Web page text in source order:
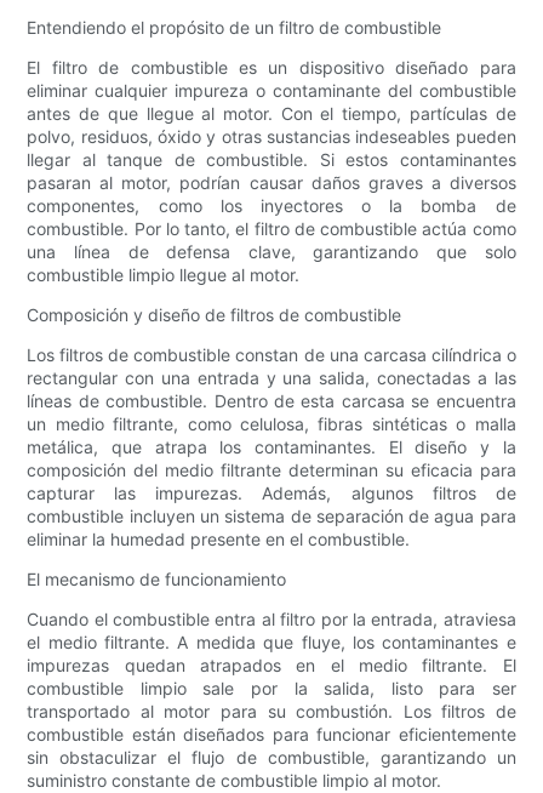
Entendiendo el propósito de un filtro de combustible
El filtro de combustible es un dispositivo diseñado para
eliminar cualquier impureza o contaminante del combustible
antes de que llegue al motor. Con el tiempo, partículas de
polvo, residuos, óxido y otras sustancias indeseables pueden
llegar al tanque de combustible. Si estos contaminantes
pasaran al motor, podrían causar daños graves a diversos
componentes, como los inyectores o la bomba de
combustible. Por lo tanto, el filtro de combustible actúa como
una línea de defensa clave, garantizando que solo
combustible limpio llegue al motor.
Composición y diseño de filtros de combustible
Los filtros de combustible constan de una carcasa cilíndrica o
rectangular con una entrada y una salida, conectadas a las
líneas de combustible. Dentro de esta carcasa se encuentra
un medio filtrante, como celulosa, fibras sintéticas o malla
metálica, que atrapa los contaminantes. El diseño y la
composición del medio filtrante determinan su eficacia para
capturar las impurezas. Además, algunos filtros de
combustible incluyen un sistema de separación de agua para
eliminar la humedad presente en el combustible.
El mecanismo de funcionamiento
Cuando el combustible entra al filtro por la entrada, atraviesa
el medio filtrante. A medida que fluye, los contaminantes e
impurezas quedan atrapados en el medio filtrante. El
combustible limpio sale por la salida, listo para ser
transportado al motor para su combustión. Los filtros de
combustible están diseñados para funcionar eficientemente
sin obstaculizar el flujo de combustible, garantizando un
suministro constante de combustible limpio al motor.